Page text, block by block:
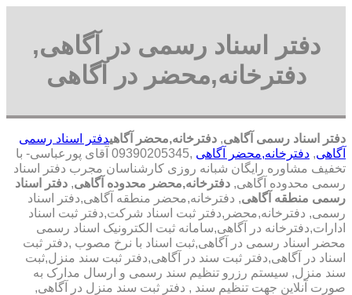
دفتر اسناد رسمی در آگاهی,
دفترخانه,محضر در آگاهی
دفتر اسناد رسمی آگاهی, دفترخانه,محضر آگاهیدفتر اسناد رسمی
آگاهی, دفترخانه,محضر آگاهی
,09390205345 آقای پورعباسی- با
تخفیف مشاوره رايگان شبانه روزی کارشناسان مجرب دفتر اسناد
رسمی محدوده آگاهی, دفترخانه,محضر محدوده آگاهی, دفتر اسناد
رسمی منطقه آگاهی, دفترخانه,محضر منطقه آگاهی,دفتر اسناد
رسمی, دفترخانه,محضر,دفتر ثبت اسناد شرکت,دفتر ثبت اسناد
ادارات,دفترخانه در آگاهی,سامانه ثبت الکترونیک اسناد رسمی
محضر اسناد رسمی در آگاهی,ثبت اسناد با نرخ مصوب ,دفتر ثبت
اسناد در آگاهی,دفتر ثبت سند در آگاهی,دفتر ثبت سند منزل,ثبت
سند منزل, سیستم رزرو تنظیم سند رسمی و ارسال مدارک به
صورت آنلاین جهت تنظیم سند , دفتر ثبت سند منزل در آگاهی,